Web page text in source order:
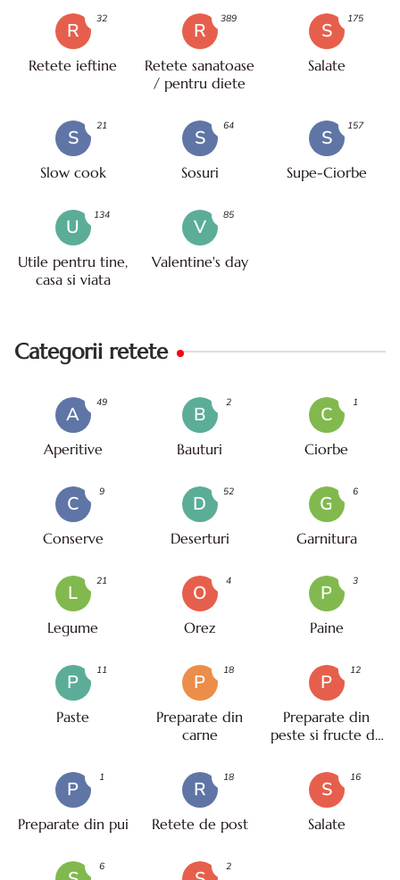
R
Retete ieftine
32
R
Retete sanatoase
/ pentru diete
389
S
Salate
175
S
Slow cook
21
S
Sosuri
64
S
Supe-Ciorbe
157
U
Utile pentru tine,
casa si viata
134
V
Valentine's day
85
Categorii retete
A
Aperitive
49
B
Bauturi
2
C
Ciorbe
1
C
Conserve
9
D
Deserturi
52
G
Garnitura
6
L
Legume
21
O
Orez
4
P
Paine
3
P
Paste
11
P
Preparate din
carne
18
P
Preparate din
peste si fructe de
12
P
Preparate din pui
1
R
Retete de post
18
S
Salate
16
6 2